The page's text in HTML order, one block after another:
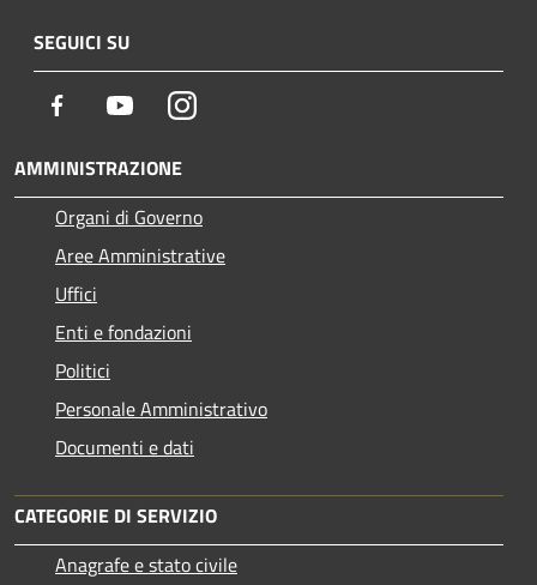
SEGUICI SU
Facebook YoutubeInstagram
AMMINISTRAZIONE
Organi di Governo
Aree Amministrative
Uffici
Enti e fondazioni
Politici
Personale Amministrativo
Documenti e dati
CATEGORIE DI SERVIZIO
Anagrafe e stato civile